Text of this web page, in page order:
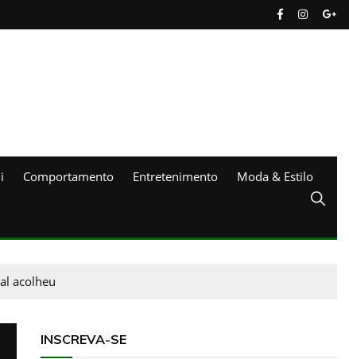
Comportamento Entretenimento Moda & Estilo
acolheu
INSCREVA-SE